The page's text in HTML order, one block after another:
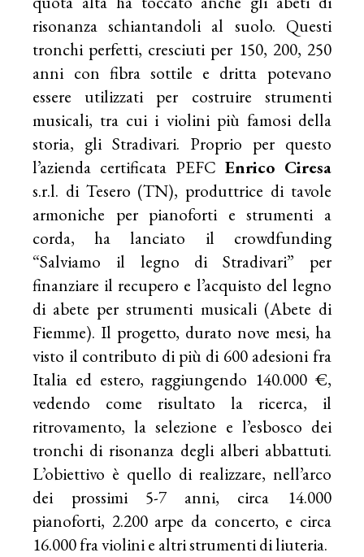
risonanza schiantandoli al suolo. Questi
tronchi perfetti, cresciuti per 150, 200, 250
anni con fibra sottile e dritta potevano
essere utilizzati per costruire strumenti
musicali, tra cui i violini più famosi della
storia, gli Stradivari. Proprio per questo
l’azienda certificata PEFC Enrico Ciresa
s.r.l. di Tesero (TN), produttrice di tavole
armoniche per pianoforti e strumenti a
corda, ha lanciato il crowdfunding
“Salviamo il legno di Stradivari” per
finanziare il recupero e l’acquisto del legno
di abete per strumenti musicali (Abete di
Fiemme). Il progetto, durato nove mesi, ha
visto il contributo di più di 600 adesioni fra
Italia ed estero, raggiungendo 140.000 €,
vedendo come risultato la ricerca, il
ritrovamento, la selezione e l’esbosco dei
tronchi di risonanza degli alberi abbattuti.
L’obiettivo è quello di realizzare, nell’arco
dei prossimi 5-7 anni, circa 14.000
pianoforti, 2.200 arpe da concerto, e circa
16.000 fra violini e altri strumenti di liuteria.